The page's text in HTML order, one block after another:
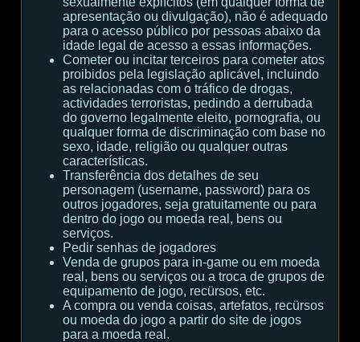
apresentação ou divulgação), não é adequado
para o acesso público por pessoas abaixo da
idade legal de acesso a essas informações.
Cometer ou incitar terceiros para cometer atos
proibidos pela legislação aplicável, incluindo
as relacionadas com o tráfico de drogas,
actividades terroristas, pedindo a derrubada
do governo legalmente eleito, pornografia, ou
qualquer forma de discriminação com base no
sexo, idade, religião ou qualquer outras
características.
Transferência dos detalhes de seu
personagem (username, password) para os
outros jogadores, seja gratuitamente ou para
dentro do jogo ou moeda real, bens ou
serviços.
Pedir senhas de jogadores
Venda de grupos para in-game ou em moeda
real, bens ou serviços ou a troca de grupos de
equipamento de jogo, recürsos, etc.
A compra ou venda coisas, artefatos, recürsos
ou moeda do jogo a partir do site de jogos
para a moeda real.